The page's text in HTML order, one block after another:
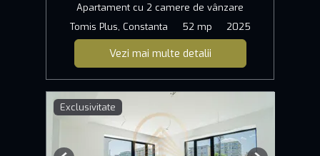
Apartament cu 2 camere de vânzare
Tomis Plus, Constanta
52 mp 2025
Vezi mai multe detalii
Exclusivitate